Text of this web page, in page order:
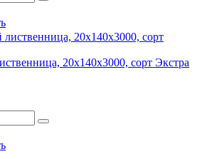
20х140х3000, сорт Экстра